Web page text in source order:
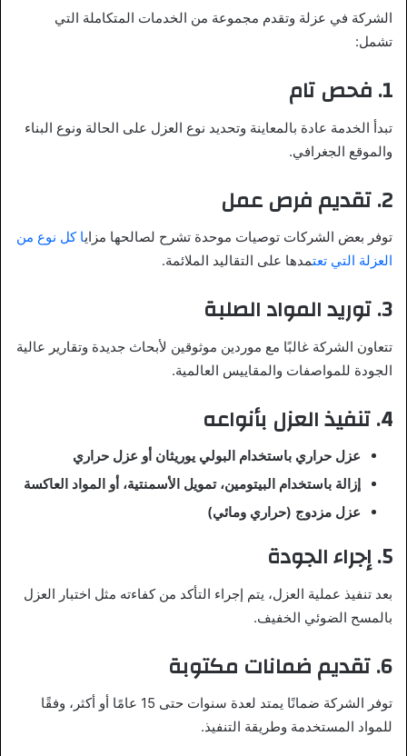
الشركة في عزلة وتقدم مجموعة من الخدمات المتكاملة التي
تشمل:
1. فحص تام
تبدأ الخدمة عادة بالمعاينة وتحديد نوع العزل على الحالة ونوع البناء
والموقع الجغرافي.
2. تقديم فرص عمل
توفر بعض الشركات توصيات موحدة تشرح لصالحها مزايا كل نوع من
العزلة التي تعتمدها على التقاليد الملائمة.
3. توريد المواد الصلبة
تتعاون الشركة غالبًا مع موردين موثوقين لأبحاث جديدة وتقارير عالية
الجودة للمواصفات والمقاييس العالمية.
4. تنفيذ العزل بأنواعه
عزل حراري باستخدام البولي يوريثان أو عزل حراري
إزالة باستخدام البيتومين، تمويل الأسمنتية، أو المواد العاكسة
عزل مزدوج (حراري ومائي)
5. إجراء الجودة
بعد تنفيذ عملية العزل، يتم إجراء التأكد من كفاءته مثل اختبار العزل
بالمسح الضوئي الخفيف.
6. تقديم ضمانات مكتوبة
توفر الشركة ضمانًا يمتد لعدة سنوات حتى 15 عامًا أو أكثر، وفقًا
للمواد المستخدمة وطريقة التنفيذ.